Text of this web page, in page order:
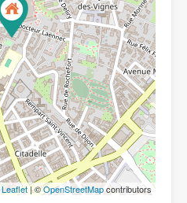
Leaflet| ©OpenStreetMapcontributors